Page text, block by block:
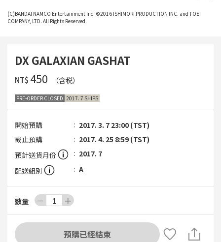
(C)BANDAI NAMCO Entertainment Inc. ©2016 ISHIMORI PRODUCTION INC. and TOEI
COMPANY, LTD. All Rights Reserved.
DX GALAXIAN GASHAT
NT$ ‌450 （含税）
PRE-ORDER CLOSED 2017. 7 SHIPS
開始預購
2017. 3. 7 23:00 (TST)
截止預購
2017. 4. 25 8:59 (TST)
預計送貨月份
2017. 7
配送組別
A
數量 － 1 ＋
預購已經結束